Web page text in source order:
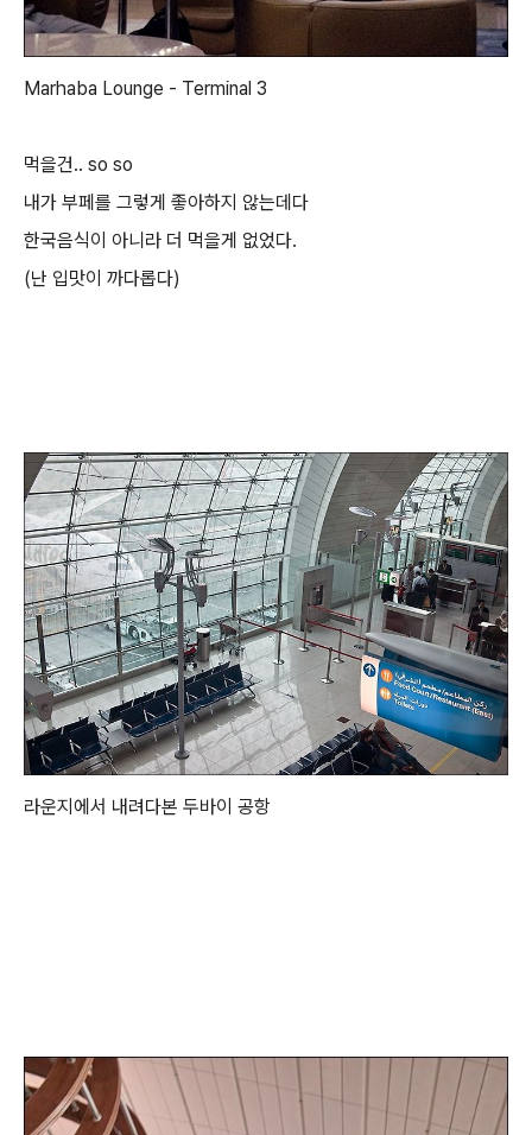
Marhaba Lounge - Terminal 3
먹을건.. so so
내가 부페를 그렇게 좋아하지 않는데다
한국음식이 아니라 더 먹을게 없었다.
(난 입맛이 까다롭다)
라운지에서 내려다본 두바이 공항